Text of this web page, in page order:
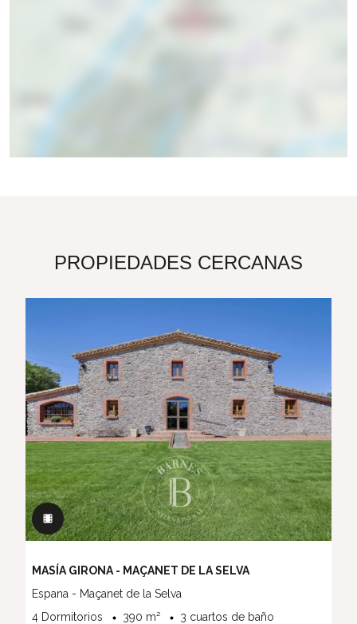
PROPIEDADES CERCANAS
MASÍA GIRONA - MAÇANET DE LA SELVA
Espana - Maçanet de la Selva
4 Dormitorios
390 m²
3 cuartos de baño